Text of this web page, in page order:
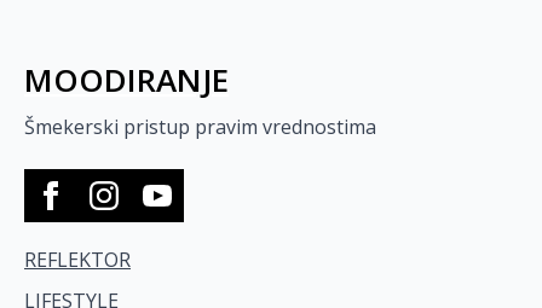
MOODIRANJE
Šmekerski pristup pravim vrednostima
REFLEKTOR
LIFESTYLE